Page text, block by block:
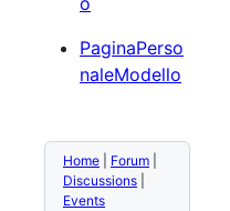
PaginaPerso
naleModello
Home Forum
Discussions
Events